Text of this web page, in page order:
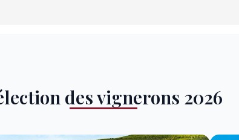
des vignerons 2026